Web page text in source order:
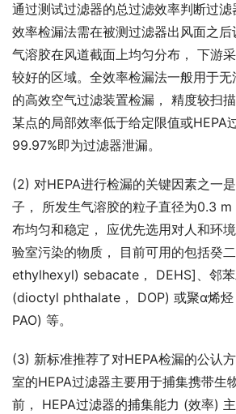
通过测试过滤器的总过滤效率判断过
效率检漏法需在被测过滤器出风面之
气溶胶在风道截面上均匀分布， 下游
较好的区域。全效率检漏法一般用于无
的高效空气过滤装置检漏， 精度较扫
某点的局部效率低于给定限值或HEPA
99.97%即为过滤器泄漏。
(2) 对HEPA进行检漏的关键因素之一
子， 所发生气溶胶的粒子直径为0.3 m
布均匀和稳定， 应优先选用对人和环
验室污染的物质， 目前可用的包括癸
ethylhexyl) sebacate， DEHS]、邻
(dioctyl phthalate， DOP) 或聚α烯烃
PAO) 等。
(3) 新标准推荐了对HEPA检漏的公认
室的HEPA过滤器主要用于捕集携带生
前， HEPA过滤器的捕集能力 (效率)